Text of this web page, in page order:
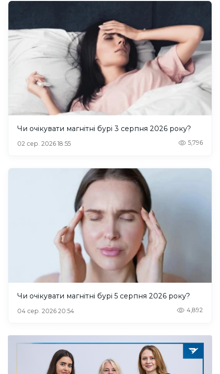
Чи очікувати магнітні бурі 3 серпня 2026 року?
02 сер. 2026 18:55 5,796
Чи очікувати магнітні бурі 5 серпня 2026 року?
04 сер. 2026 20:54 4,892